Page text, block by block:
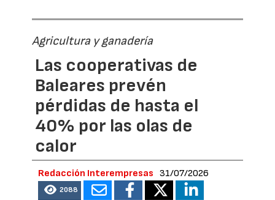
Agricultura y ganadería
Las cooperativas de
Baleares prevén
pérdidas de hasta el
40% por las olas de
calor
Redacción Interempresas 31/07/2026
2088